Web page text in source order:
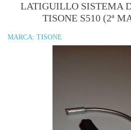
LATIGUILLO SISTEMA
TISONE S510 (2ª
MARCA: TISONE